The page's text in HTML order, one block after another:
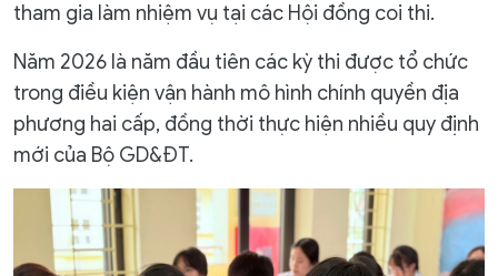
tham gia làm nhiệm vụ tại các Hội đồng coi thi.
Năm 2026 là năm đầu tiên các kỳ thi được tổ chức
trong điều kiện vận hành mô hình chính quyền địa
phương hai cấp, đồng thời thực hiện nhiều quy định
mới của Bộ GD&ĐT.